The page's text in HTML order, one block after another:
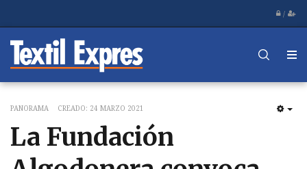
/
PANORAMA CREADO: 24 MARZO 2021
La Fundación